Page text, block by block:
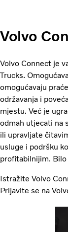
Volvo
Volvo Connect je
Trucks.
omogućavaju
održavanja i
mjestu. Već je
odmah utjecati na
ili upravljate
usluge i podršku
profitabilnijim. Bilo
Istražite Volvo
Prijavite se na